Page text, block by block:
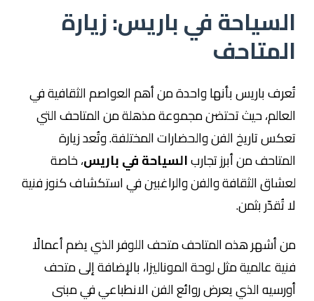
السياحة في باريس: زيارة
المتاحف
تُعرفباريسبأنها واحدة من أهم العواصم الثقافية في
العالم، حيث تحتضن مجموعة مذهلة من المتاحف التي
تعكس تاريخ الفن والحضارات المختلفة. وتُعد زيارة
المتاحف من أبرز تجاربالسياحة في باريس، خاصة
لعشاق الثقافة والفن والراغبين في استكشاف كنوز فنية
لا تُقدّر بثمن.
من أشهر هذه المتاحفمتحف اللوفرالذي يضم أعمالًا
فنية عالمية مثل لوحة الموناليزا، بالإضافة إلىمتحف
أورسيهالذي يعرض روائع الفن الانطباعي في مبنى